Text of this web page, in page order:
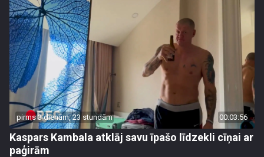
pirms 3 dienām, 23 stundām 00:03:56
Kaspars Kambala atklāj savu īpašo līdzekli cīņai ar
paģirām